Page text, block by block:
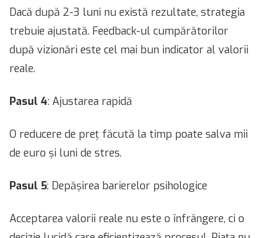
Dacă după 2-3 luni nu există rezultate, strategia
trebuie ajustată. Feedback-ul cumpărătorilor
după vizionări este cel mai bun indicator al valorii
reale.
Pasul 4: Ajustarea rapidă
O reducere de preț făcută la timp poate salva mii
de euro și luni de stres.
Pasul 5: Depășirea barierelor psihologice
Acceptarea valorii reale nu este o înfrângere, ci o